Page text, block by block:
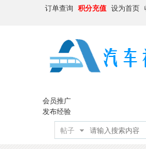
订单查询 积分充值 设为首页
会员推广
发布经验
帖子